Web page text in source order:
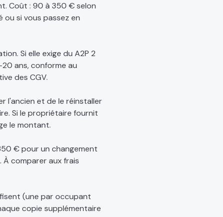
Coût : 90 à 350 € selon
ou si vous passez en
Si elle exige du A2P 2
ans, conforme au
des CGV.
l'ancien et de le réinstaller
Si le propriétaire fournit
le montant.
€ pour un changement
comparer aux frais
(une par occupant
copie supplémentaire